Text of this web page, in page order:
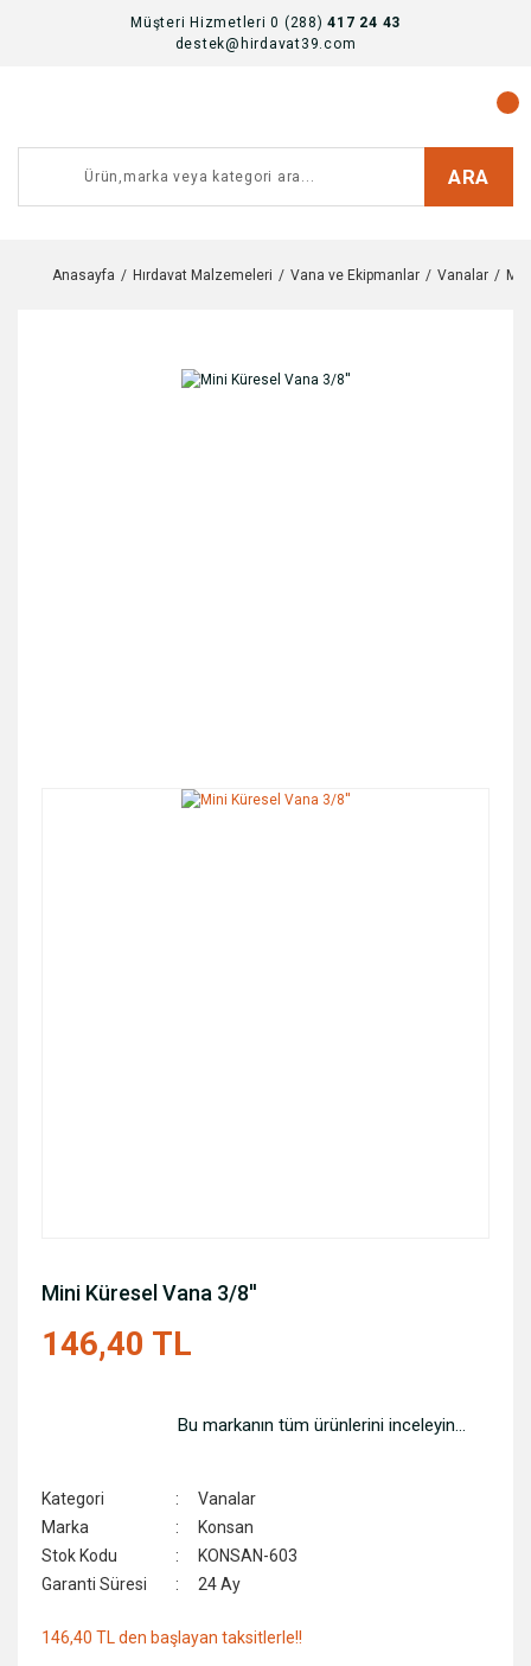
Müşteri Hizmetleri 0 (288)417 24 43
destek@hirdavat39.com
ARA
Anasayfa Hırdavat Malzemeleri Vana ve Ekipmanlar Vanalar
Mini Küresel Vana 3/8''
146,40 TL
Bu markanın tüm ürünlerini inceleyin...
Kategori
Vanalar
Marka
Konsan
Stok Kodu
KONSAN-603
Garanti Süresi
24 Ay
146,40 TL den başlayan taksitlerle!!